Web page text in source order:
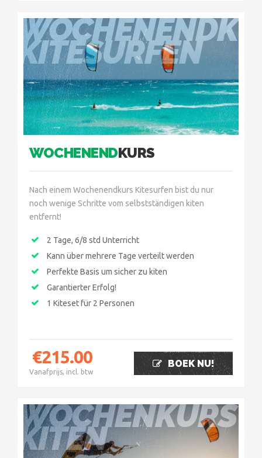
KITESURFEN
WOCHENENDKURS
Nach einem Wochenendkurs Kitesurfen bist du nur
noch wenige Schritte vom selbstständigen kiten
entfernt!
2 Tage, 6/8 std Unterricht
Kann über mehrere Tage verteilt werden
Perfekte Basis um sicher zu kiten
Garantierter Erfolg!
1 Kiteset für 2 Personen
€215.00
Vanafprijs, incl. btw
BOEK NU!
WOCHENKURS
KITEN